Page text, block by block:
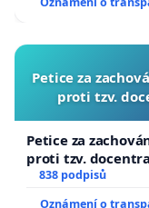
Petice za
proti tzv.
Petice za
proti tzv.
838 podpisů
Oznámení o